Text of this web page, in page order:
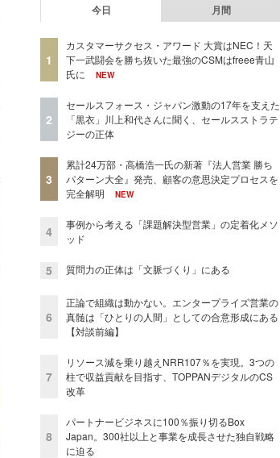
今日 月間
1
カスタマーサクセス・アワード 大賞はNEC！天
下一武闘会を勝ち抜いた最強のCSMはfreee青山
氏に
NEW
2
セールスフォース・ジャパン激動の17年を支えた
「黒衣」川上和代さんに聞く、セールスストラテ
ジーの正体
3
累計24万部・高橋浩一氏の新著『法人営業 勝ち
パターン大全』発売、顧客の意思決定プロセスを
完全解明
NEW
4
事例から考える「課題解決型営業」の定着化メソ
ッド
5 質問力の正体は「文脈づくり」にある
6
正論で組織は動かない。エンタープライズ営業の
真髄は「ひとりの人間」としての合意形成にある
【対談前編】
7
リソース減を乗り越えNRR107％を実現。3つの
柱で収益貢献を目指す、TOPPANデジタルのCS
改革
8
パートナービジネスに100％振り切るBox
Japan。300社以上と事業を成長させた独自戦略
に迫る